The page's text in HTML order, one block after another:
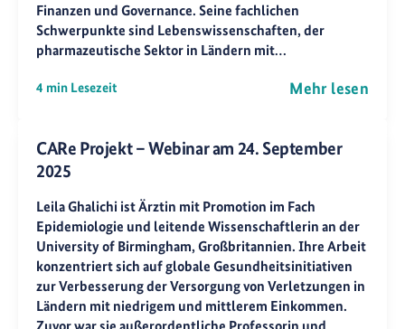
Finanzen und Governance. Seine fachlichen
Schwerpunkte sind Lebenswissenschaften, der
pharmazeutische Sektor in Ländern mit…
4 min Lesezeit Mehr lesen
CARe Projekt – Webinar am 24. September
2025
Leila Ghalichi ist Ärztin mit Promotion im Fach
Epidemiologie und leitende Wissenschaftlerin an der
University of Birmingham, Großbritannien. Ihre Arbeit
konzentriert sich auf globale Gesundheitsinitiativen
zur Verbesserung der Versorgung von Verletzungen in
Ländern mit niedrigem und mittlerem Einkommen.